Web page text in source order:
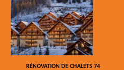
RÉNOVATION DE CHALETS 74